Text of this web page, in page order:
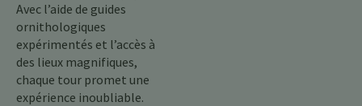
Avec l’aide de guides
ornithologiques
expérimentés et l’accès à
des lieux magnifiques,
chaque tour promet une
expérience inoubliable.